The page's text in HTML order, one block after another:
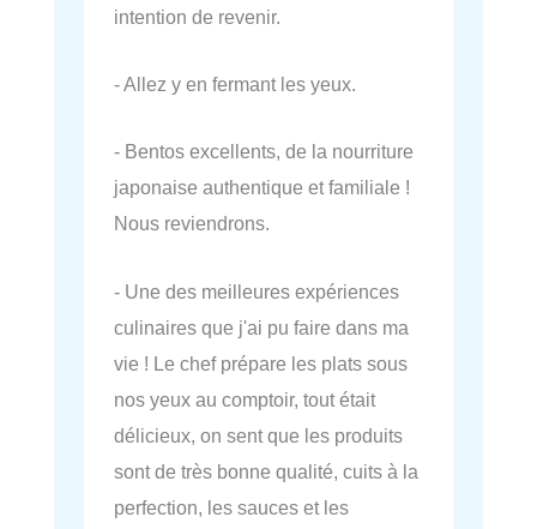
intention de revenir.
- Allez y en fermant les yeux.
- Bentos excellents, de la nourriture
japonaise authentique et familiale !
Nous reviendrons.
- Une des meilleures expériences
culinaires que j'ai pu faire dans ma
vie ! Le chef prépare les plats sous
nos yeux au comptoir, tout était
délicieux, on sent que les produits
sont de très bonne qualité, cuits à la
perfection, les sauces et les